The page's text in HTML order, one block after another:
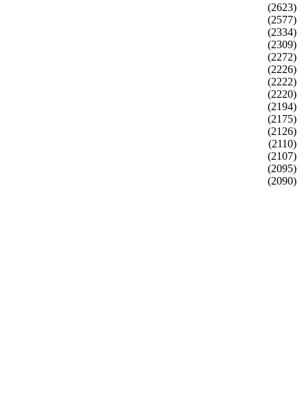
(2623)
(2577)
(2334)
(2309)
(2272)
(2226)
(2222)
(2220)
(2194)
(2175)
(2126)
(2110)
(2107)
(2095)
(2090)